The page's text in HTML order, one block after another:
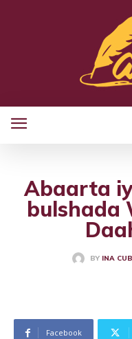
Abaarta
bulshada
BY INA
Facebook